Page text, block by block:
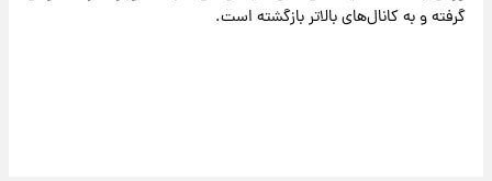
گرفته و به کانال‌های بالاتر بازگشته است.